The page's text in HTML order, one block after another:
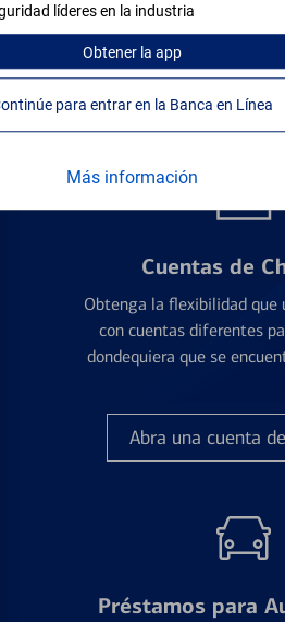
líderes en la industria
Obtenerla app
Continúe para entrar en la Banca en Línea
Más información
financiera antes de
Encuentre la
Cuentas de
Obtenga la flexibilidad que
con cuentas diferentes
dondequiera que se
Abra una cuenta
Préstamos para